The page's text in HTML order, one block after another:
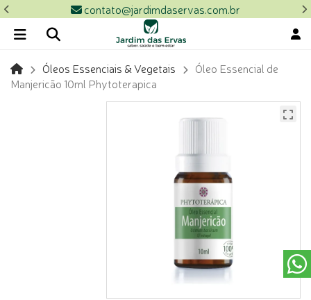
contato@jardimdaservas.com.br
Óleos Essenciais & Vegetais
Óleo Essencial de
Manjericão 10ml Phytoterapica